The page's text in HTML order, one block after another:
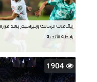
إيقافات الزمالك وبيراميدز بعد
رابطة الأندية
1904